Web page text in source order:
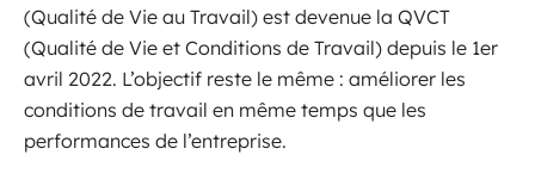
(Qualité de Vie au Travail) est devenue la QVCT
(Qualité de Vie et Conditions de Travail) depuis le 1er
avril 2022. L’objectif reste le même : améliorer les
conditions de travail en même temps que les
performances de l’entreprise.